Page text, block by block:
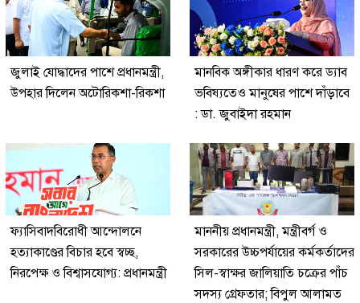
জুলাই যোদ্ধাদের পাশে প্রধানমন্ত্রী,
উপহার দিলেন অটোরিকশা-রিকশা
মানবিক অঙ্গীকার ধারণ করে ড্যাব
ভবিষ্যতেও মানুষের পাশে দাঁড়াবে
: ডা. জুবাইদা রহমান
ফ্যাসিবাদবিরোধী আন্দোলনে
হত্যাকাণ্ডের বিচার হবে স্বচ্ছ,
নিরপেক্ষ ও বিশ্বাসযোগ্য: প্রধানমন্ত্রী
মাননীয় প্রধানমন্ত্রী, মন্ত্রীবর্গ ও
সরকারের উচ্চপর্যায়ের কর্মকর্তাদের
সিল-স্বাক্ষর জালিয়াতি চক্রের পাঁচ
সদস্য গ্রেফতার; বিপুল আলামত